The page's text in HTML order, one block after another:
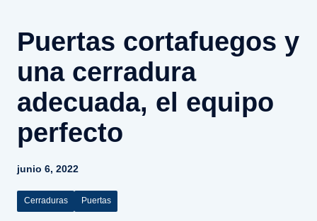
Puertas cortafuegos y
una cerradura
adecuada, el equipo
perfecto
junio 6, 2022
Cerraduras Puertas